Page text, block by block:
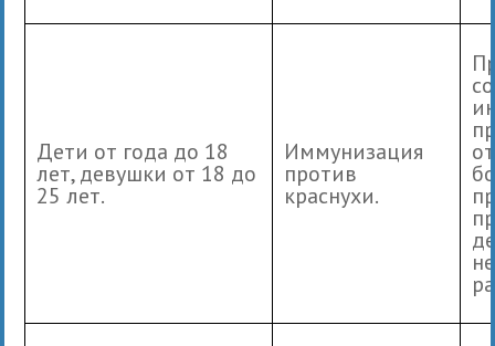
Дети от года до 18
лет, девушки от 18 до
25 лет.
Иммунизация
против
краснухи.